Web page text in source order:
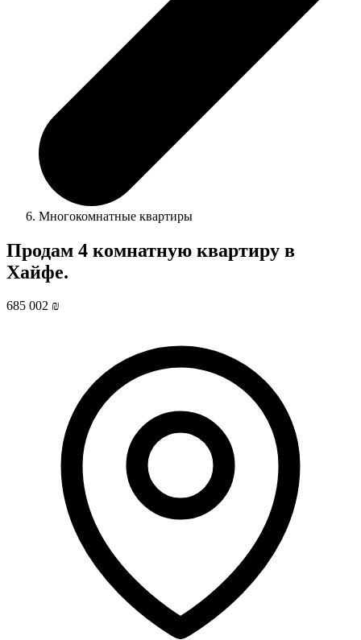
Многокомнатные квартиры
Продам 4 комнатную квартиру в
Хайфе.
685 002 ₪